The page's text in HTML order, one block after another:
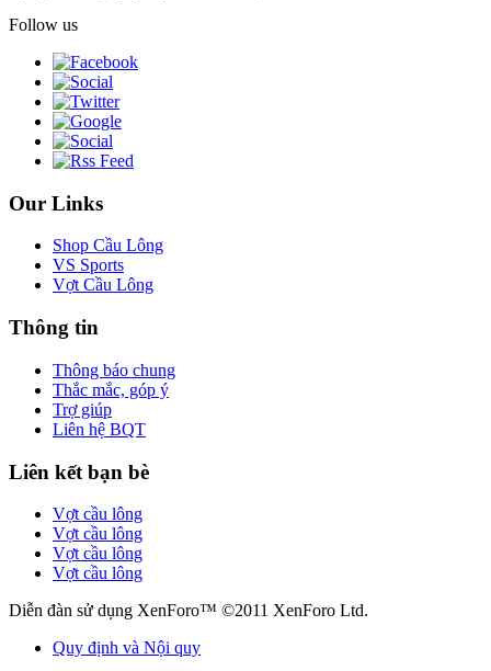
Follow us
Our Links
Shop Cầu Lông
VS Sports
Vợt Cầu Lông
Thông tin
Thông báo chung
Thắc mắc, góp ý
Trợ giúp
Liên hệ BQT
Liên kết bạn bè
Vợt cầu lông
Vợt cầu lông
Vợt cầu lông
Vợt cầu lông
Diễn đàn sử dụng XenForo™ ©2011 XenForo Ltd.
Quy định và Nội quy